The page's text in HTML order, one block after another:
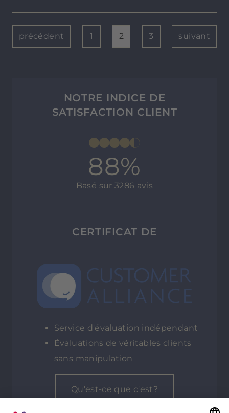
précédent 1 2 3 suivant
NOTRE INDICE DE
SATISFACTION CLIENT
88%
Basé sur 3286 avis
CERTIFICAT DE
Service d'évaluation indépendant
Évaluations de véritables clients
sans manipulation
Qu'est-ce que c'est?